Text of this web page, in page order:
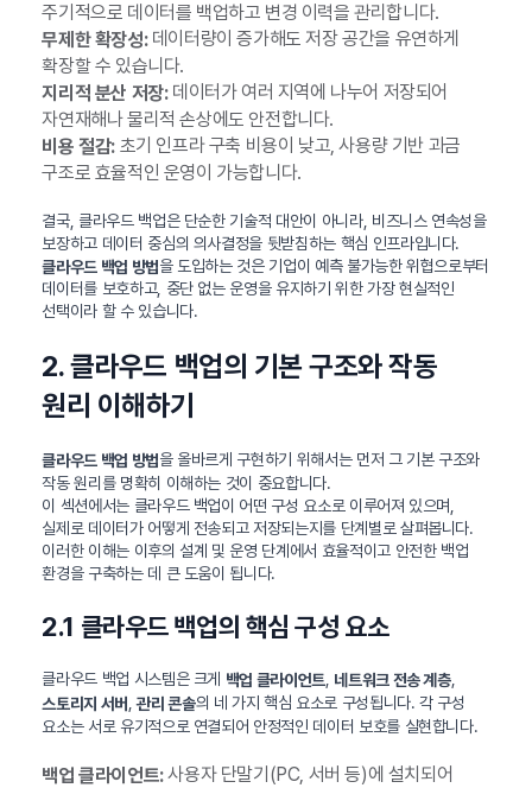
주기적으로 데이터를 백업하고 변경 이력을 관리합니다.
무제한 확장성:데이터량이 증가해도 저장 공간을 유연하게
확장할 수 있습니다.
지리적 분산 저장:데이터가 여러 지역에 나누어 저장되어
자연재해나 물리적 손상에도 안전합니다.
비용 절감:초기 인프라 구축 비용이 낮고, 사용량 기반 과금
구조로 효율적인 운영이 가능합니다.
결국, 클라우드 백업은 단순한 기술적 대안이 아니라, 비즈니스 연속성을
보장하고 데이터 중심의 의사결정을 뒷받침하는 핵심 인프라입니다.
클라우드 백업 방법을 도입하는 것은 기업이 예측 불가능한 위협으로부터
데이터를 보호하고, 중단 없는 운영을 유지하기 위한 가장 현실적인
선택이라 할 수 있습니다.
2. 클라우드 백업의 기본 구조와 작동
원리 이해하기
클라우드 백업 방법을 올바르게 구현하기 위해서는 먼저 그 기본 구조와
작동 원리를 명확히 이해하는 것이 중요합니다.
이 섹션에서는 클라우드 백업이 어떤 구성 요소로 이루어져 있으며,
실제로 데이터가 어떻게 전송되고 저장되는지를 단계별로 살펴봅니다.
이러한 이해는 이후의 설계 및 운영 단계에서 효율적이고 안전한 백업
환경을 구축하는 데 큰 도움이 됩니다.
2.1 클라우드 백업의 핵심 구성 요소
클라우드 백업 시스템은 크게 백업 클라이언트, 네트워크 전송 계층,
스토리지 서버 ,관리 콘솔의 네 가지 핵심 요소로 구성됩니다. 각 구성
요소는 서로 유기적으로 연결되어 안정적인 데이터 보호를 실현합니다.
백업 클라이언트:사용자 단말기(PC, 서버 등)에 설치되어